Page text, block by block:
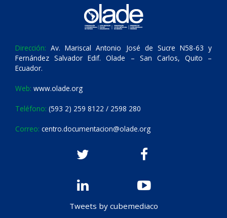
Dirección: Av. Mariscal Antonio José de Sucre N58-63 y
Fernández Salvador Edif. Olade – San Carlos, Quito –
Ecuador.
Web: www.olade.org
Teléfono: (593 2) 259 8122 / 2598 280
Correo: centro.documentacion@olade.org
Tweets by cubemediaco